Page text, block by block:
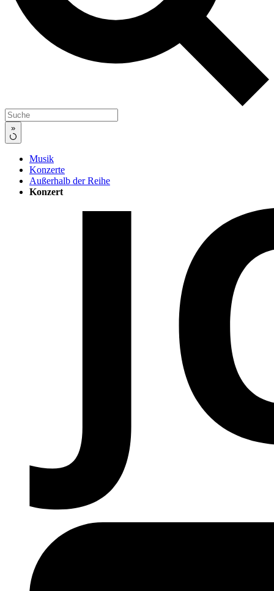
»
Musik
Konzerte
Außerhalb der Reihe
Konzert